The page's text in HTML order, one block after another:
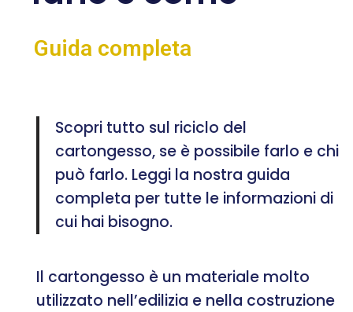
Guida completa
Scopri tutto sul riciclo del
cartongesso, se è possibile farlo e chi
può farlo. Leggi la nostra guida
completa per tutte le informazioni di
cui hai bisogno.
Il cartongesso è un materiale molto
utilizzato nell’edilizia e nella costruzione